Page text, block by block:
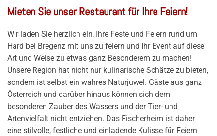
Mieten Sie unser Restaurant für Ihre Feiern!
Wir laden Sie herzlich ein, Ihre Feste und Feiern rund um
Hard bei Bregenz mit uns zu feiern und Ihr Event auf diese
Art und Weise zu etwas ganz Besonderem zu machen!
Unsere Region hat nicht nur kulinarische Schätze zu bieten,
sondern ist selbst ein wahres Naturjuwel. Gäste aus ganz
Österreich und darüber hinaus können sich dem
besonderen Zauber des Wassers und der Tier- und
Artenvielfalt nicht entziehen. Das Fischerheim ist daher
eine stilvolle, festliche und einladende Kulisse für Feiern